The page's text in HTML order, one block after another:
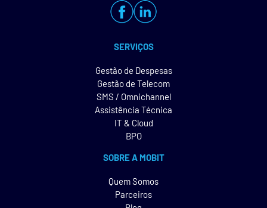
SERVIÇOS
Gestão de Despesas
Gestão de Telecom
SMS / Omnichannel
Assistência Técnica
IT & Cloud
BPO
SOBRE A MOBIT
Quem Somos
Parceiros